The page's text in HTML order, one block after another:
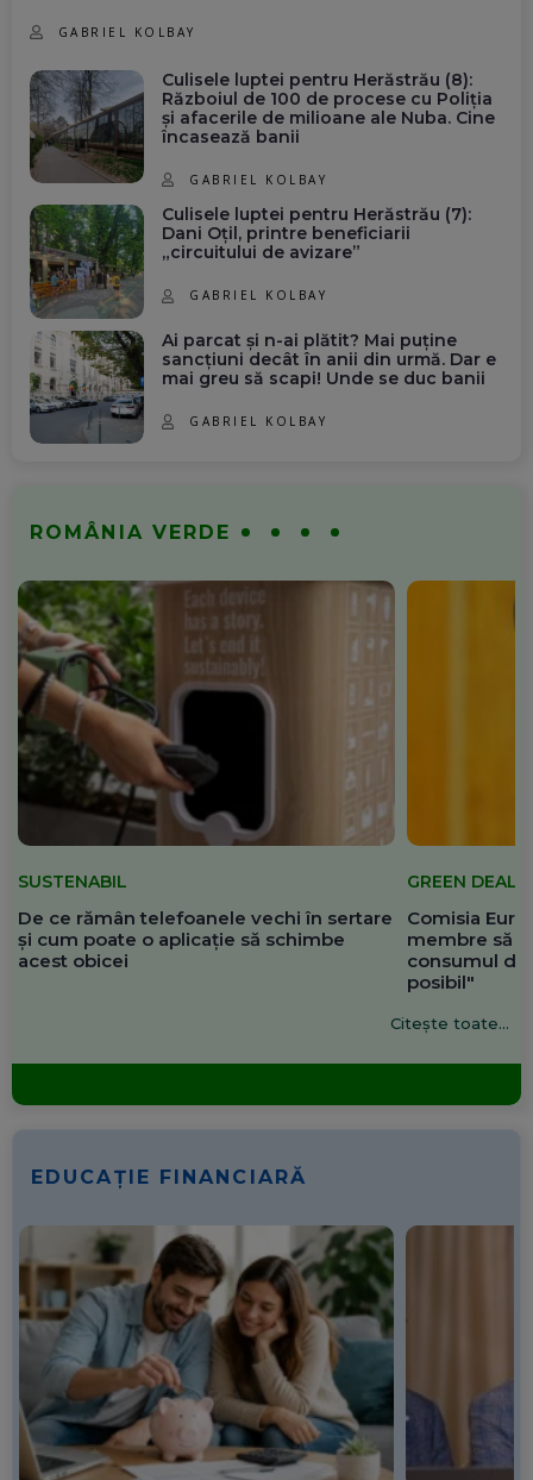
GABRIEL KOLBAY
Culisele luptei pentru Herăstrău (8):
Războiul de 100 de procese cu Poliția
și afacerile de milioane ale Nuba. Cine
încasează banii
GABRIEL KOLBAY
Culisele luptei pentru Herăstrău (7):
Dani Oțil, printre beneficiarii
„circuitului de avizare”
GABRIEL KOLBAY
Ai parcat și n-ai plătit? Mai puține
sancțiuni decât în anii din urmă. Dar e
mai greu să scapi! Unde se duc banii
GABRIEL KOLBAY
ROMÂNIA VERDE
SUSTENABIL
De ce rămân telefoanele vechi în sertare
și cum poate o aplicație să schimbe
acest obicei
GREEN DEAL
Comisia
membre să
consumul de
posibil"
Citește toate...
EDUCAȚIE FINANCIARĂ